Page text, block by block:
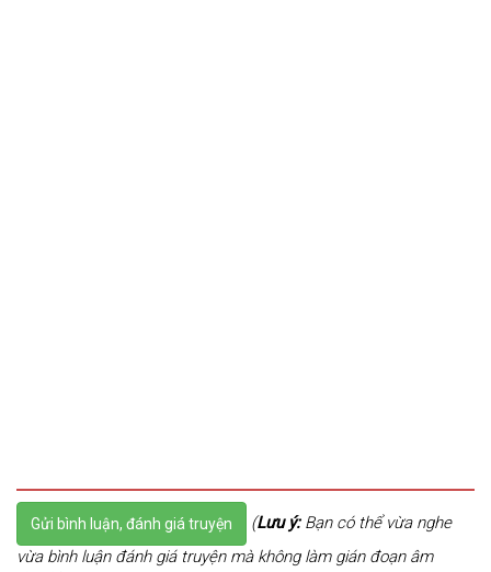
Gửi bình luận, đánh giá truyện (Lưu ý:Bạn có thể vừa nghe
vừa bình luận đánh giá truyện mà không làm gián đoạn âm